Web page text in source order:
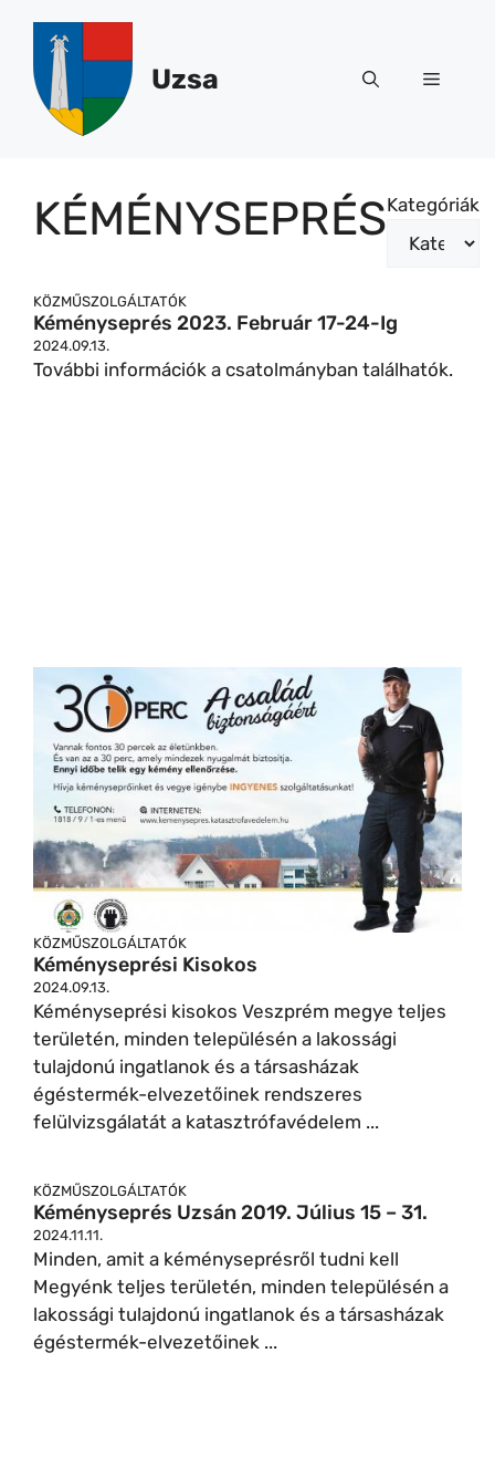
tartalomba
Uzsa Menü
KÉMÉNYSEPRÉSKategóriák
KÖZMŰSZOLGÁLTATÓK
Kéményseprés 2023. Február 17-24-Ig
2024.09.13.
További információk a csatolmányban találhatók.
KÖZMŰSZOLGÁLTATÓK
Kéményseprési Kisokos
2024.09.13.
Kéményseprési kisokos Veszprém megye teljes
területén, minden településén a lakossági
tulajdonú ingatlanok és a társasházak
égéstermék-elvezetőinek rendszeres
felülvizsgálatát a katasztrófavédelem ...
KÖZMŰSZOLGÁLTATÓK
Kéményseprés Uzsán 2019. Július 15 – 31.
2024.11.11.
Minden, amit a kéményseprésről tudni kell
Megyénk teljes területén, minden településén a
lakossági tulajdonú ingatlanok és a társasházak
égéstermék-elvezetőinek ...